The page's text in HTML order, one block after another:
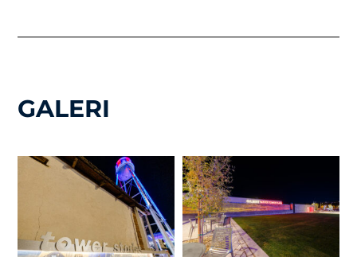
GALERI